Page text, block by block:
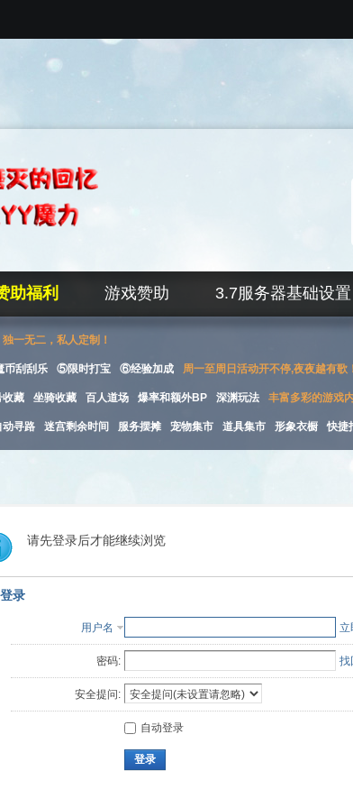
助福利 游戏赞助 3.7服务器基础设置
独一无二，私人定制！
刮刮乐 ⑤限时打宝 ⑥经验加成 周一至周日活动开不停,夜夜越有歌！
收藏 坐骑收藏 百人道场 爆率和额外BP 深渊玩法 丰富多彩的游戏
动寻路 迷宫剩余时间 服务摆摊 宠物集市 道具集市 形象衣橱 快捷
请先登录后才能继续浏览
录
用户名 立
密码: 找
安全提问:
自动登录
登录